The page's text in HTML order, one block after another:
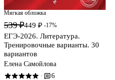
Мягкая обложка
539 ₽449 ₽ -17%
ЕГЭ-2026. Литература.
Тренировочные варианты. 30
вариантов
Елена Самойлова
· 6